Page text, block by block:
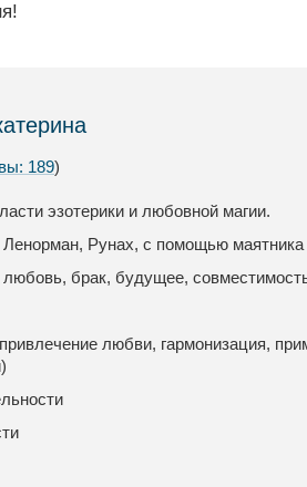
189)
эзотерики и любовной магии.
Ленорман, Рунах, с помощью маятника
брак, будущее,
любви, гармонизация,